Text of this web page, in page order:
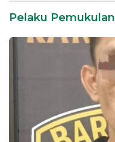
Pelaku Pemukulan